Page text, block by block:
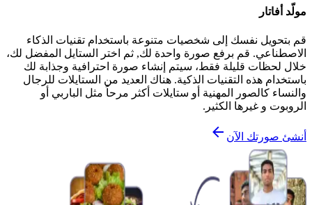
مولّد أفاتار
قم بتحويل نفسك إلى شخصيات متنوعة باستخدام تقنيات الذكاء
الاصطناعي. قم برفع صورة واحدة لك, ثم اختر الستايل المفضل لك،
خلال لحظات قليلة فقط، سيتم إنشاء صورة احترافية وجذابة لك
باستخدام هذه التقنيات الذكية. هناك العديد من الستايلات للرجال
والنساء كالصور المهنية أو ستايلات أكثر مرحاً مثل الباربي أو
الروبوت و غيرها الكثير.
أنشئ صورتك الآن